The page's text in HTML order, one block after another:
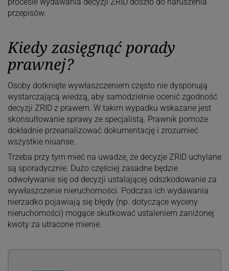
przepisów.
Kiedy zasięgnąć porady
prawnej?
Osoby dotknięte wywłaszczeniem często nie dysponują
wystarczającą wiedzą, aby samodzielnie ocenić zgodność
decyzji ZRID z prawem. W takim wypadku wskazane jest
skonsultowanie sprawy ze specjalistą. Prawnik pomoże
dokładnie przeanalizować dokumentację i zrozumieć
wszystkie niuanse.
Trzeba przy tym mieć na uwadze, że decyzje ZRID uchylane
są sporadycznie. Dużo częściej zasadne będzie
odwoływanie się od decyzji ustalającej odszkodowanie za
wywłaszczenie nieruchomości. Podczas ich wydawania
nierzadko pojawiają się błędy (np. dotyczące wyceny
nieruchomości) mogące skutkować ustaleniem zaniżonej
kwoty za utracone mienie.